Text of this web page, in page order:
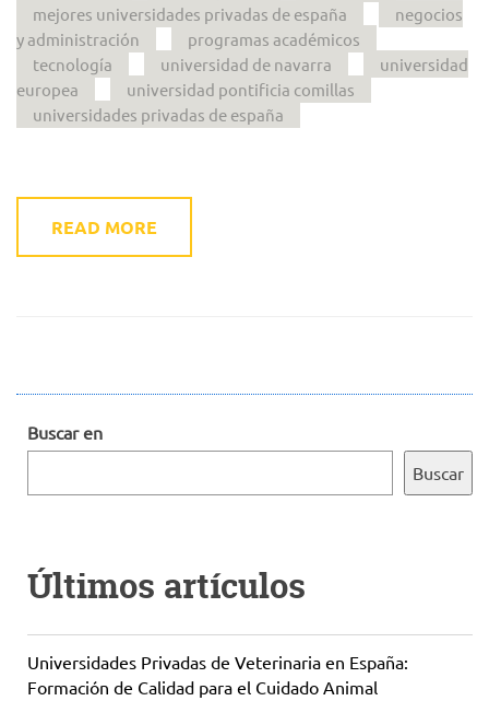
mejores universidades privadas de españa
negocios
y administración
programas académicos
tecnología
universidad de navarra
universidad
europea
universidad pontificia comillas
universidades privadas de españa
READ MORE
Buscar en
Buscar
Últimos artículos
Universidades Privadas de Veterinaria en España:
Formación de Calidad para el Cuidado Animal